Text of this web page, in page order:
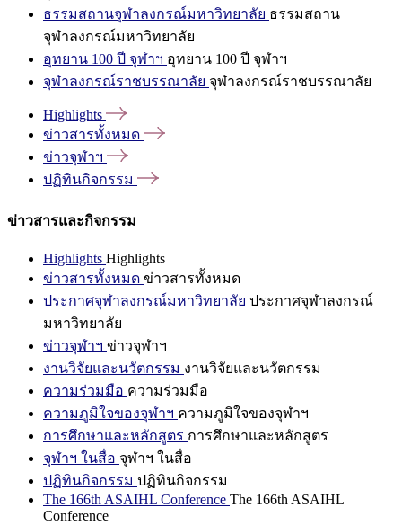
ธรรมสถานจุฬาลงกรณ์มหาวิทยาลัย ธรรมสถาน
จุฬาลงกรณ์มหาวิทยาลัย
อุทยาน 100 ปี จุฬาฯ อุทยาน 100 ปี จุฬาฯ
จุฬาลงกรณ์ราชบรรณาลัย จุฬาลงกรณ์ราชบรรณาลัย
Highlights
ข่าวสารทั้งหมด
ข่าวจุฬาฯ
ปฏิทินกิจกรรม
ข่าวสารและกิจกรรม
Highlights Highlights
ข่าวสารทั้งหมด ข่าวสารทั้งหมด
ประกาศจุฬาลงกรณ์มหาวิทยาลัย ประกาศจุฬาลงกรณ์
มหาวิทยาลัย
ข่าวจุฬาฯ ข่าวจุฬาฯ
งานวิจัยและนวัตกรรม งานวิจัยและนวัตกรรม
ความร่วมมือ ความร่วมมือ
ความภูมิใจของจุฬาฯ ความภูมิใจของจุฬาฯ
การศึกษาและหลักสูตร การศึกษาและหลักสูตร
จุฬาฯ ในสื่อ จุฬาฯ ในสื่อ
ปฏิทินกิจกรรม ปฏิทินกิจกรรม
The 166th ASAIHL Conference The 166th ASAIHL
Conference